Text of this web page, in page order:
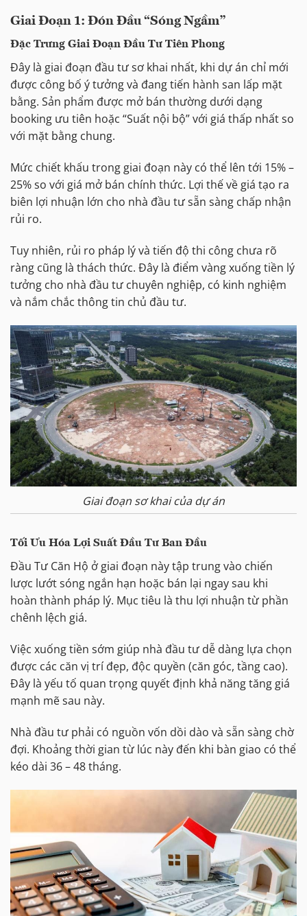
Giai Đoạn 1: Đón Đầu “Sóng Ngầm”
Đặc Trưng Giai Đoạn Đầu Tư Tiên Phong
Đây là giai đoạn đầu tư sơ khai nhất, khi dự án chỉ mới
được công bố ý tưởng và đang tiến hành san lấp mặt
bằng. Sản phẩm được mở bán thường dưới dạng
booking ưu tiên hoặc “Suất nội bộ” với giá thấp nhất so
với mặt bằng chung.
Mức chiết khấu trong giai đoạn này có thể lên tới 15% –
25% so với giá mở bán chính thức. Lợi thế về giá tạo ra
biên lợi nhuận lớn cho nhà đầu tư sẵn sàng chấp nhận
rủi ro.
Tuy nhiên, rủi ro pháp lý và tiến độ thi công chưa rõ
ràng cũng là thách thức. Đây là điểm vàng xuống tiền lý
tưởng cho nhà đầu tư chuyên nghiệp, có kinh nghiệm
và nắm chắc thông tin chủ đầu tư.
Giai đoạn sơ khai của dự án
Tối Ưu Hóa Lợi Suất Đầu Tư Ban Đầu
Đầu Tư Căn Hộ ở giai đoạn này tập trung vào chiến
lược lướt sóng ngắn hạn hoặc bán lại ngay sau khi
hoàn thành pháp lý. Mục tiêu là thu lợi nhuận từ phần
chênh lệch giá.
Việc xuống tiền sớm giúp nhà đầu tư dễ dàng lựa chọn
được các căn vị trí đẹp, độc quyền (căn góc, tầng cao).
Đây là yếu tố quan trọng quyết định khả năng tăng giá
mạnh mẽ sau này.
Nhà đầu tư phải có nguồn vốn dồi dào và sẵn sàng chờ
đợi. Khoảng thời gian từ lúc này đến khi bàn giao có thể
kéo dài 36 – 48 tháng.